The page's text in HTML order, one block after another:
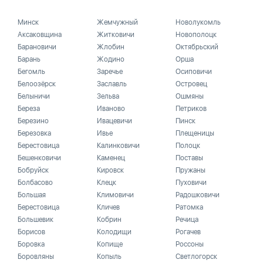
Минск
Аксаковщина
Барановичи
Барань
Бегомль
Белоозёрск
Белыничи
Береза
Березино
Березовка
Берестовица
Бешенковичи
Бобруйск
Болбасово
Большая
Берестовица
Большевик
Борисов
Боровка
Боровляны
Жемчужный
Житковичи
Жлобин
Жодино
Заречье
Заславль
Зельва
Иваново
Ивацевичи
Ивье
Калинковичи
Каменец
Кировск
Клецк
Климовичи
Кличев
Кобрин
Колодищи
Копище
Копыль
Новолукомль
Новополоцк
Октябрьский
Орша
Осиповичи
Островец
Ошмяны
Петриков
Пинск
Плещеницы
Полоцк
Поставы
Пружаны
Пуховичи
Радошковичи
Ратомка
Речица
Рогачев
Россоны
Светлогорск